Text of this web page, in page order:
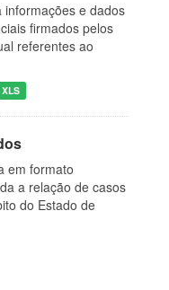
informações e dados
firmados pelos
referentes ao
XLS
em formato
a relação de casos
do Estado de